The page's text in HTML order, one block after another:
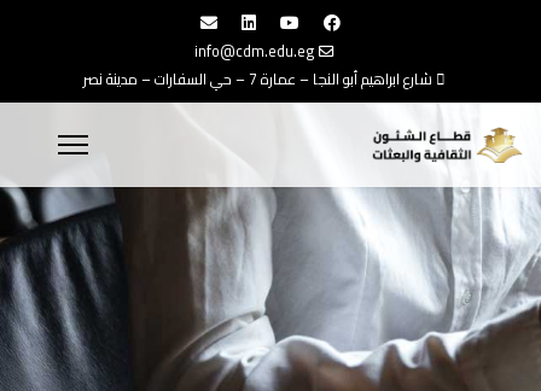
info@cdm.edu.eg
شارع ابراهيم أبو النجا – عمارة 7 – حي السفارات – مدينة نصر